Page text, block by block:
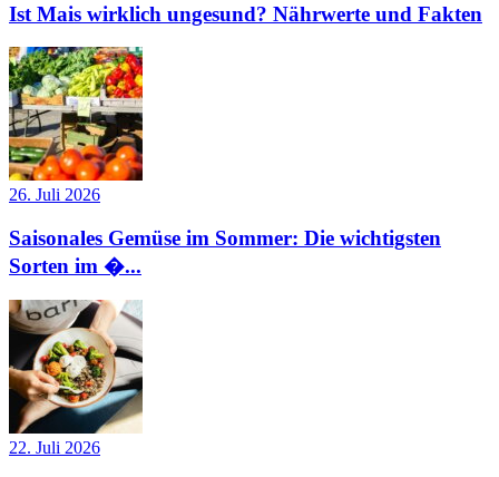
Ist Mais wirklich ungesund? Nährwerte und Fakten
26. Juli 2026
Saisonales Gemüse im Sommer: Die wichtigsten
Sorten im �...
22. Juli 2026